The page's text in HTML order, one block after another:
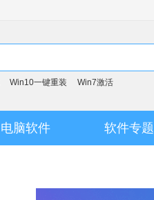
Win10一键重装 Win7激活
电脑软件 软件专题